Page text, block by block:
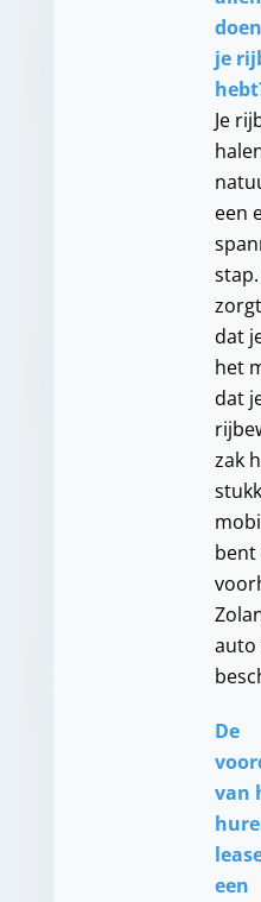
je
Je
een
dat
het
dat
zak
bent
auto
De
van
een